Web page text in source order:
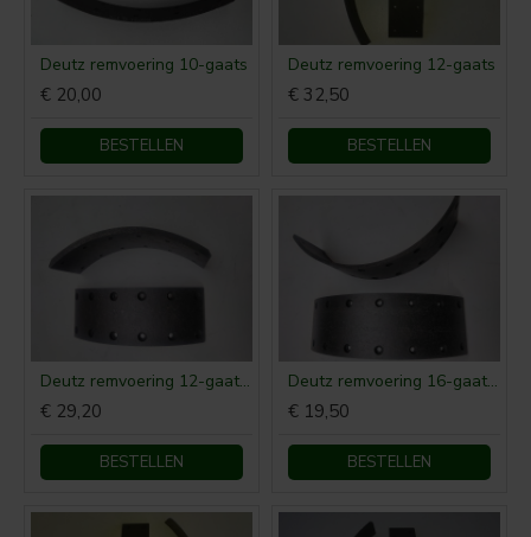
Deutz remvoering 10-gaats
€ 20,00
BESTELLEN
Deutz remvoering 12-gaats
€ 32,50
BESTELLEN
Deutz remvoering 12-gaats 207 x 70 x 7mm
€ 29,20
BESTELLEN
Deutz remvoering 16-gaats 272 x 70 x 5mm
€ 19,50
BESTELLEN